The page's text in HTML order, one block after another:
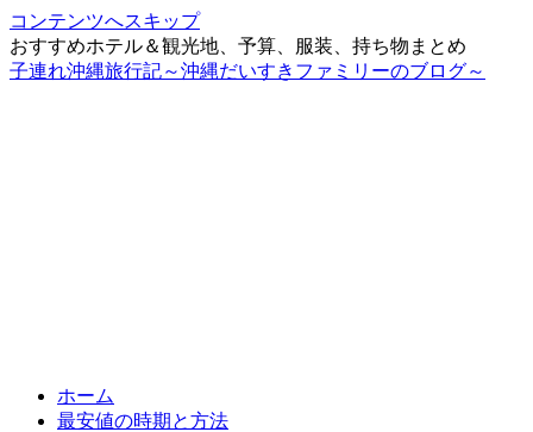
コンテンツへスキップ
おすすめホテル＆観光地、予算、服装、持ち物まとめ
子連れ沖縄旅行記～沖縄だいすきファミリーのブログ～
ホーム
最安値の時期と方法